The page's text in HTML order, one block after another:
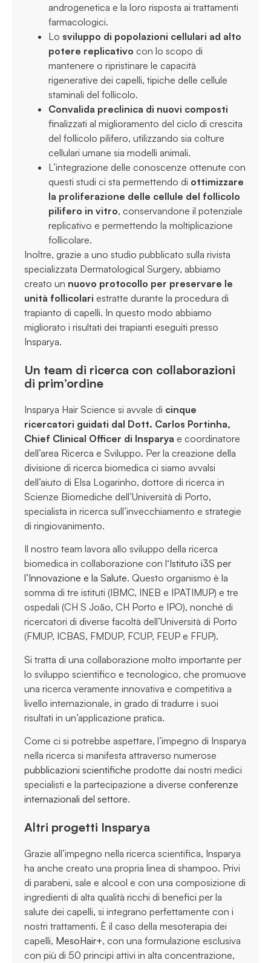
androgenetica e la loro risposta ai trattamenti
farmacologici.
Lo sviluppo di popolazioni cellulari ad alto
potere replicativo con lo scopo di
mantenere o ripristinare le capacità
rigenerative dei capelli, tipiche delle cellule
staminali del follicolo.
Convalida preclinica di nuovi composti
finalizzati al miglioramento del ciclo di crescita
del follicolo pilifero, utilizzando sia colture
cellulari umane sia modelli animali.
L’integrazione delle conoscenze ottenute con
questi studi ci sta permettendo di ottimizzare
la proliferazione delle cellule del follicolo
pilifero in vitro, conservandone il potenziale
replicativo e permettendo la moltiplicazione
follicolare.
Inoltre, grazie a uno studio pubblicato sulla rivista
specializzata Dermatological Surgery, abbiamo
creato un nuovo protocollo per preservare le
unità follicolari estratte durante la procedura di
trapianto di capelli. In questo modo abbiamo
migliorato i risultati dei trapianti eseguiti presso
Insparya.
Un team di ricerca con collaborazioni
di prim’ordine
Insparya Hair Science si avvale di cinque
ricercatori guidati dal Dott. Carlos Portinha,
Chief Clinical Officer di Insparya e coordinatore
dell’area Ricerca e Sviluppo. Per la creazione della
divisione di ricerca biomedica ci siamo avvalsi
dell’aiuto di Elsa Logarinho, dottore di ricerca in
Scienze Biomediche dell’Università di Porto,
specialista in ricerca sull’invecchiamento e strategie
di ringiovanimento.
Il nostro team lavora allo sviluppo della ricerca
biomedica in collaborazione con l‘Istituto i3S per
l’Innovazione e la Salute. Questo organismo è la
somma di tre istituti (IBMC, INEB e IPATIMUP) e tre
ospedali (CH S João, CH Porto e IPO), nonché di
ricercatori di diverse facoltà dell’Università di Porto
(FMUP, ICBAS, FMDUP, FCUP, FEUP e FFUP).
Si tratta di una collaborazione molto importante per
lo sviluppo scientifico e tecnologico, che promuove
una ricerca veramente innovativa e competitiva a
livello internazionale, in grado di tradurre i suoi
risultati in un’applicazione pratica.
Come ci si potrebbe aspettare, l’impegno di Insparya
nella ricerca si manifesta attraverso numerose
pubblicazioni scientifiche prodotte dai nostri medici
specialisti e la partecipazione a diverse conferenze
internazionali del settore.
Altri progetti Insparya
Grazie all’impegno nella ricerca scientifica, Insparya
ha anche creato una propria linea di shampoo. Privi
di parabeni, sale e alcool e con una composizione di
ingredienti di alta qualità ricchi di benefici per la
salute dei capelli, si integrano perfettamente con i
nostri trattamenti. È il caso della mesoterapia dei
capelli, MesoHair+, con una formulazione esclusiva
con più di 50 principi attivi in alta concentrazione,